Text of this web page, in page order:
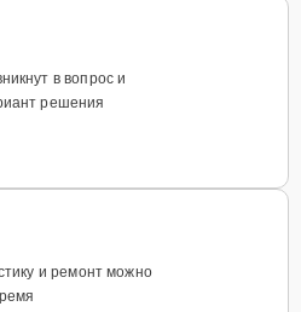
в вопрос и
решения
и ремонт можно